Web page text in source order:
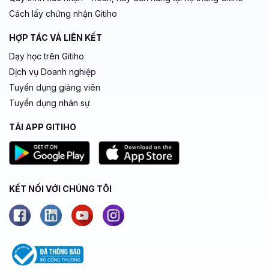
Cách lấy chứng nhận Gitiho
HỢP TÁC VÀ LIÊN KẾT
Dạy học trên Gitiho
Dịch vụ Doanh nghiệp
Tuyển dụng giảng viên
Tuyển dụng nhân sự
TẢI APP GITIHO
KẾT NỐI VỚI CHÚNG TÔI